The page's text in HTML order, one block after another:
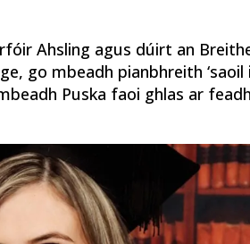
Ahsling agus dúirt an
go mbeadh pianbhreith ‘saoil
Puska faoi ghlas ar